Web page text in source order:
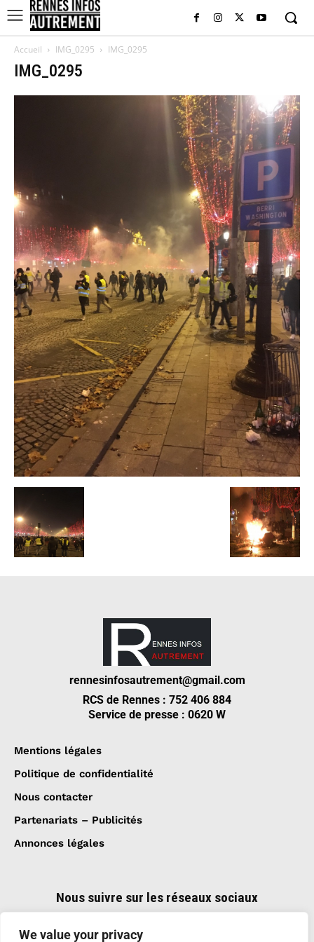
We value your privacy
Accueil IMG_0295 IMG_0295
IMG_0295
rennesinfosautrement@gmail.com
RCS de Rennes : 752 406 884
Service de presse : 0620 W
Mentions légales
Politique de confidentialité
Nous contacter
Partenariats – Publicités
Annonces légales
Nous suivre sur les réseaux sociaux